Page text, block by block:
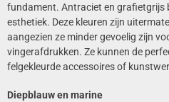
fundament. Antraciet en grafietgrijs
esthetiek. Deze kleuren zijn
aangezien ze minder gevoelig zijn
vingerafdrukken. Ze kunnen de
felgekleurde accessoires of
Diepblauw en marine